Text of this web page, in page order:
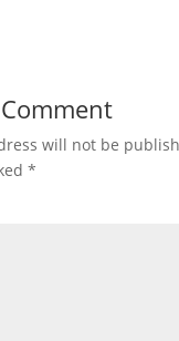
will not be
*